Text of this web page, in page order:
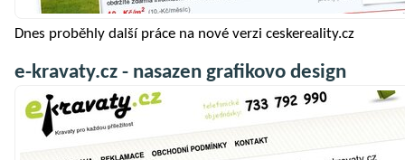
Dnes proběhly další práce na nové verzi ceskereality.cz
e-kravaty.cz - nasazen grafikovo design